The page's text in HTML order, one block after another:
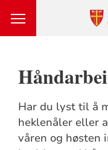
Har du lyst til å
heklenåler eller
våren og